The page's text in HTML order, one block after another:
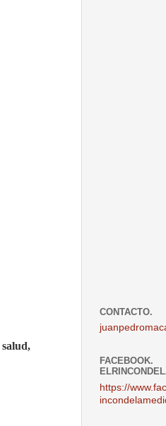
salud,
CONTACTO.
FACEBOOK.
https://